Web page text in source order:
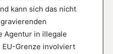
kann sich das nicht
Agentur in illegale
EU-Grenze involviert